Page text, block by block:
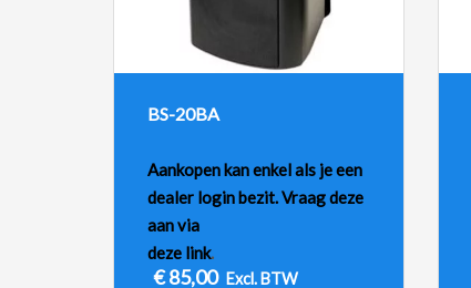
BS-20BA
Aankopen kan enkel als je een
dealer login bezit. Vraag deze
aan via
deze link.
€85,00 Excl. BTW